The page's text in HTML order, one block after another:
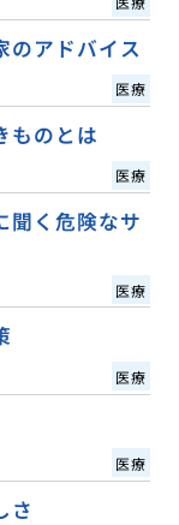
のアドバイス
医療
ものとは
医療
聞く危険なサ
医療
医療
医療
さ